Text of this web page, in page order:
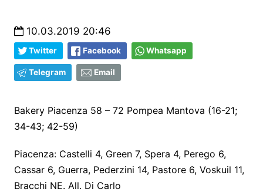
10.03.2019 20:46
Twitter Facebook Whatsapp
Telegram Email
Bakery Piacenza 58 – 72 Pompea Mantova (16-21;
34-43; 42-59)
Piacenza: Castelli 4, Green 7, Spera 4, Perego 6,
Cassar 6, Guerra, Pederzini 14, Pastore 6, Voskuil 11,
Bracchi NE. All. Di Carlo